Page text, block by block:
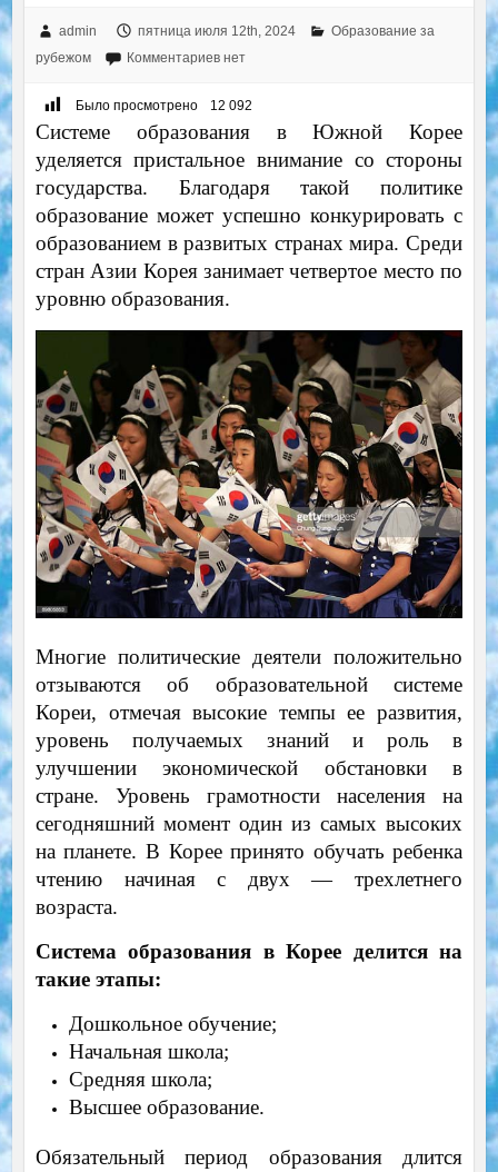
admin пятница июля 12th, 2024
Образование за
рубежом
Комментариев нет
Было просмотрено 12 092
Системе образования в Южной Корее
уделяется пристальное внимание со стороны
государства. Благодаря такой политике
образование может успешно конкурировать с
образованием в развитых странах мира. Среди
стран Азии Корея занимает четвертое место по
уровню образования.
Многие политические деятели положительно
отзываются об образовательной системе
Кореи, отмечая высокие темпы ее развития,
уровень получаемых знаний и роль в
улучшении экономической обстановки в
стране. Уровень грамотности населения на
сегодняшний момент один из самых высоких
на планете. В Корее принято обучать ребенка
чтению начиная с двух — трехлетнего
возраста.
Система образования в Корее делится на
такие этапы:
Дошкольное обучение;
Начальная школа;
Средняя школа;
Высшее образование.
Обязательный период образования длится